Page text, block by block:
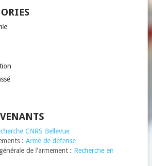
CNRS Bellevue
: Arme de defense
de l'armement : Recherche en